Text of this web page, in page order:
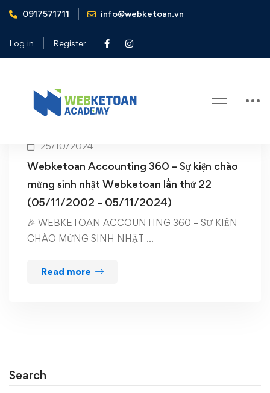
0917571711 info@webketoan.vn
Log in Register
Home Webketoan Accounting 360
Tag: Webketoan Accounting 360
25/10/2024
Webketoan Accounting 360 – Sự kiện chào
mừng sinh nhật Webketoan lần thứ 22
(05/11/2002 – 05/11/2024)
🎉 WEBKETOAN ACCOUNTING 360 – SỰ KIỆN
CHÀO MỪNG SINH NHẬT …
Read more
Search